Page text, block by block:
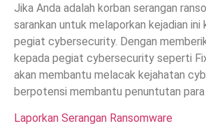
Jika Anda adalah korban serangan
sarankan untuk melaporkan kejadian ini
pegiat cybersecurity. Dengan
kepada pegiat cybersecurity seperti
akan membantu melacak kejahatan
berpotensi membantu penuntutan para
Laporkan Serangan Ransomware